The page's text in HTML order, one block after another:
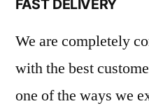
FAST DELIVERY
We are completely
with the best
one of the ways we